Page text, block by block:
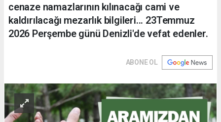
cenaze namazlarının kılınacağı cami ve
kaldırılacağı mezarlık bilgileri... 23Temmuz
2026 Perşembe günü Denizli'de vefat edenler.
ABONE OL